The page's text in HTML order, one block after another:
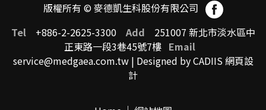
臨床前試驗受託CRO
臨床前試驗中心簡介
版權所有 © 麥德凱生科股份有限公司
Tel+886-2-2625-3300Add 251007 新北市淡水區中
正東路一段3巷45號7樓 Email
service@medgaea.com.tw| Designed by CADIIS網頁設
計